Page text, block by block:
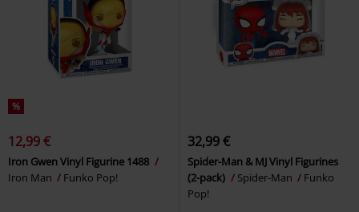
%
12,99 €
Iron Gwen Vinyl Figurine 1488
Iron Man
Funko Pop!
32,99 €
Spider-Man & MJ Vinyl Figurines
(2-pack)
Spider-Man
Funko
Pop!